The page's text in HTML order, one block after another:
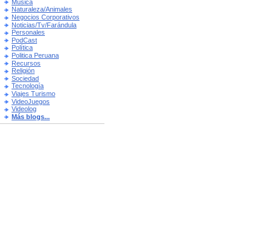
Música
Naturaleza/Animales
Negocios Corporativos
Noticias/Tv/Farándula
Personales
PodCast
Política
Politica Peruana
Recursos
Religión
Sociedad
Tecnología
Viajes Turismo
VideoJuegos
Videolog
Más blogs...